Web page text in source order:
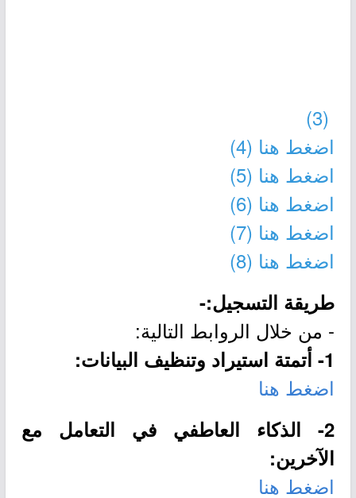
(3)
اضغط هنا (4)
اضغط هنا (5)
اضغط هنا (6)
اضغط هنا (7)
اضغط هنا (8)
طريقة التسجيل:-
- من خلال الروابط التالية:
1- أتمتة استيراد وتنظيف البيانات:
اضغط هنا
2- الذكاء العاطفي في التعامل مع
الآخرين:
اضغط هنا